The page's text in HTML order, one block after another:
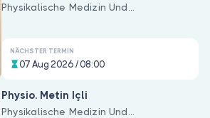
Physikalische Medizin Und
NÄCHSTER TERMIN
07 Aug 2026 / 08:00
Physio. Metin Içli
Physikalische Medizin Und